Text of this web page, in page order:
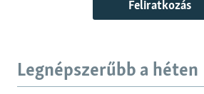
Feliratkozás
Legnépszerűbb a héten